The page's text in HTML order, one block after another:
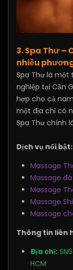
3. Spa Thư –
nhiều
Spa Thư là một
nghiệp tại Cần
hợp cho cả
một địa chỉ có
Spa Thư chính
Dịch vụ nổi bật:
Massage
Massage
Massage
Massage
Massage
Thông tin liên
Địa chỉ:
HCM